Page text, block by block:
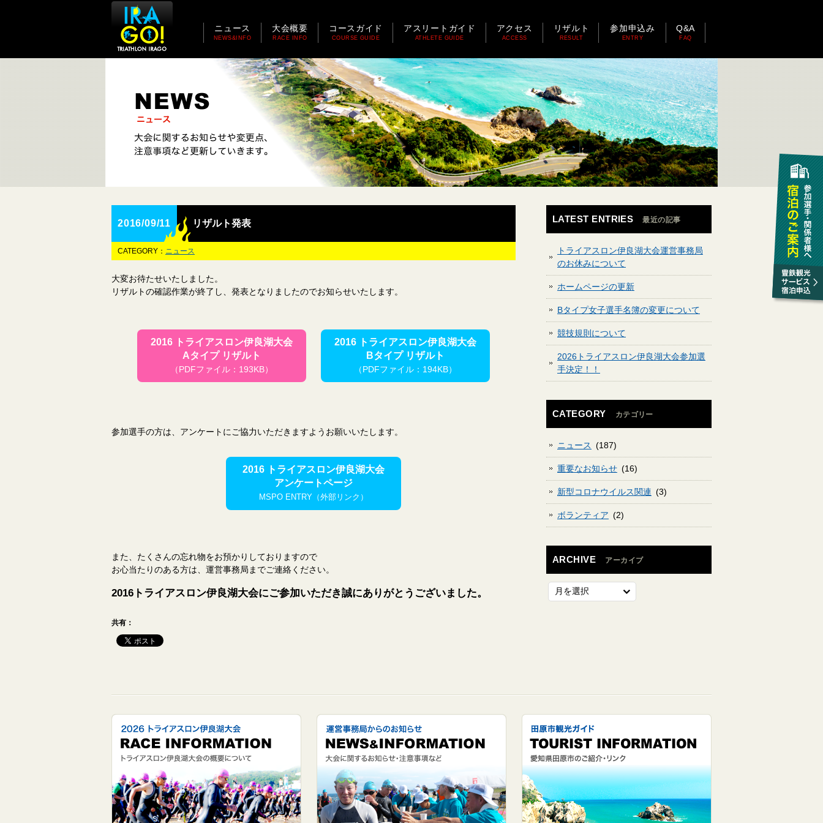
ニュース
NEWS&INFO
大会概要
RACE INFO
コースガイド
COURSE GUIDE
アスリートガイド
ATHLETE GUIDE
アクセス
ACCESS
リザルト
RESULT
参加申込み
ENTRY
Q&A
FAQ
2016/09/11 リザルト発表
CATEGORY： ニュース
大変お待たせいたしました。
リザルトの確認作業が終了し、発表となりましたのでお知らせいたします。
2016 トライアスロン伊良湖大会
Aタイプ リザルト
（PDFファイル：193KB）
2016 トライアスロン伊良湖大会
Bタイプ リザルト
（PDFファイル：194KB）
参加選手の方は、アンケートにご協力いただきますようお願いいたします。
2016 トライアスロン伊良湖大会
アンケートページ
MSPO ENTRY（外部リンク）
また、たくさんの忘れ物をお預かりしておりますので
お心当たりのある方は、運営事務局までご連絡ください。
2016トライアスロン伊良湖大会にご参加いただき誠にありがとうございました。
共有：
LATEST ENTRIES 最近の記事
トライアスロン伊良湖大会運営事務局
のお休みについて
ホームページの更新
Bタイプ女子選手名簿の変更について
競技規則について
2026トライアスロン伊良湖大会参加選
手決定！！
CATEGORY カテゴリー
ニュース (187)
重要なお知らせ (16)
新型コロナウイルス関連 (3)
ボランティア (2)
ARCHIVE アーカイブ